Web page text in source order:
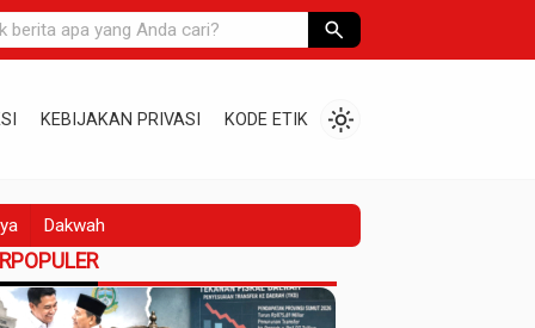
search
KEBIJAKAN PRIVASI KODE ETIK light_mode
Dakwah